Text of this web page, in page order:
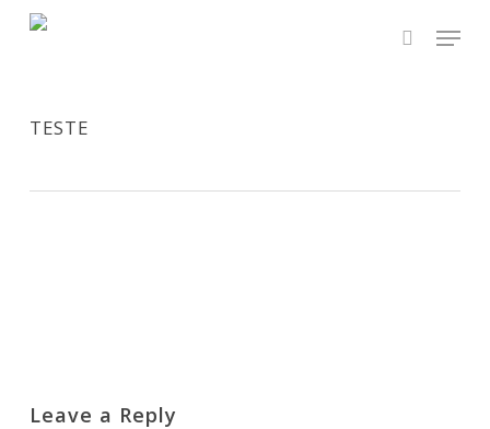
Skip
search
TESTE
Leave a Reply